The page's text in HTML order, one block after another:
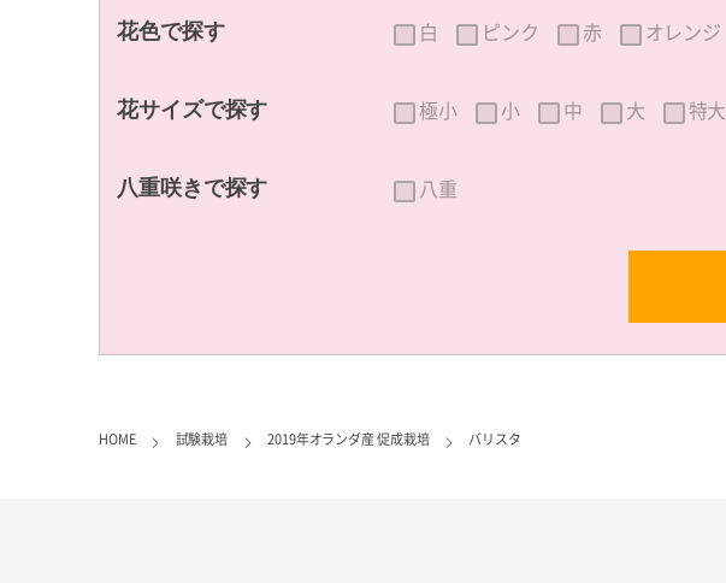
花色で探す 白 ピンク 赤 オレンジ
花サイズで探す 極小 小 中 大 特大
八重咲きで探す 八重
HOME 試験栽培 2019年オランダ産 促成栽培 バリスタ